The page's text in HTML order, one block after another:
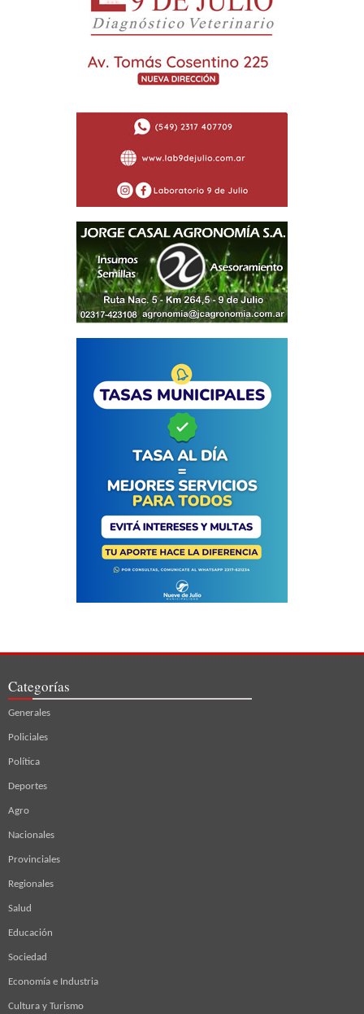
Categorías
Generales
Policiales
Política
Deportes
Agro
Nacionales
Provinciales
Regionales
Salud
Educación
Sociedad
Economía e Industria
Cultura y Turismo